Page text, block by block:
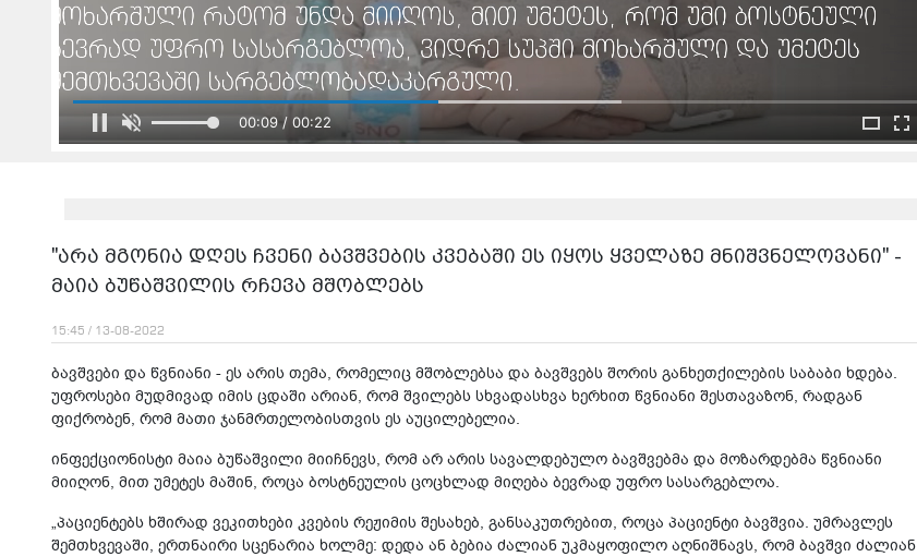
00:11 / 00:22
"არა მგონია დღეს ჩვენი ბავშვების კვებაში ეს იყოს ყველაზე მნიშვნელოვანი" -
მაია ბუწაშვილის რჩევა მშობლებს
15:45 / 13-08-2022
ბავშვები და წვნიანი - ეს არის თემა, რომელიც მშობლებსა და ბავშვებს შორის განხეთქილების საბაბი ხდება.
უფროსები მუდმივად იმის ცდაში არიან, რომ შვილებს სხვადასხვა ხერხით წვნიანი შესთავაზონ, რადგან
ფიქრობენ, რომ მათი ჯანმრთელობისთვის ეს აუცილებელია.
ინფექციონისტი მაია ბუწაშვილი მიიჩნევს, რომ არ არის სავალდებულო ბავშვებმა და მოზარდებმა წვნიანი
მიიღონ, მით უმეტეს მაშინ, როცა ბოსტნეულის ცოცხლად მიღება ბევრად უფრო სასარგებლოა.
„პაციენტებს ხშირად ვეკითხები კვების რეჟიმის შესახებ, განსაკუთრებით, როცა პაციენტი ბავშვია. უმრავლეს
შემთხვევაში, ერთნაირი სცენარია ხოლმე: დედა ან ბებია ძალიან უკმაყოფილო აღნიშნავს, რომ ბავშვი ძალიან